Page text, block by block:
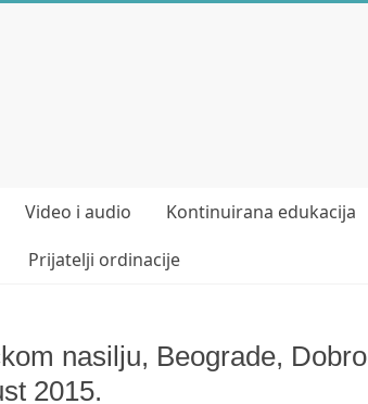
Video i audio Kontinuirana edukacija
Prijatelji ordinacije
nasilju, Beograde, Dobro
2015.